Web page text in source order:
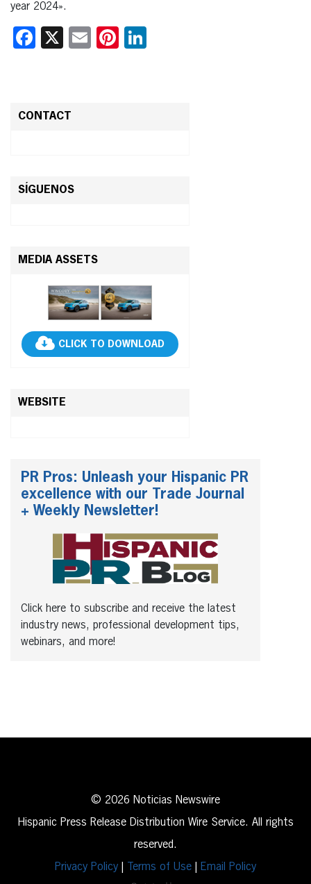
year 2024».
Facebook
X EmailPinterest
CONTACT
SÍGUENOS
MEDIA ASSETS
CLICK TO DOWNLOAD
WEBSITE
PR Pros: Unleash your Hispanic PR
excellence with our Trade Journal
+ Weekly Newsletter!
Click here to subscribe and receive the latest
industry news, professional development tips,
webinars, and more!
© 2026 Noticias Newswire
Hispanic Press Release Distribution Wire Service. All rights
reserved.
Privacy Policy
Terms of Use Email Policy